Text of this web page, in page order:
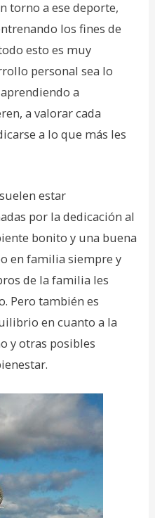
torno a ese deporte,
los fines de
esto es muy
personal sea lo
a
a valorar cada
a lo que más les
estar
por la dedicación al
bonito y una buena
en familia siempre y
de la familia les
Pero también es
en cuanto a la
y otras posibles